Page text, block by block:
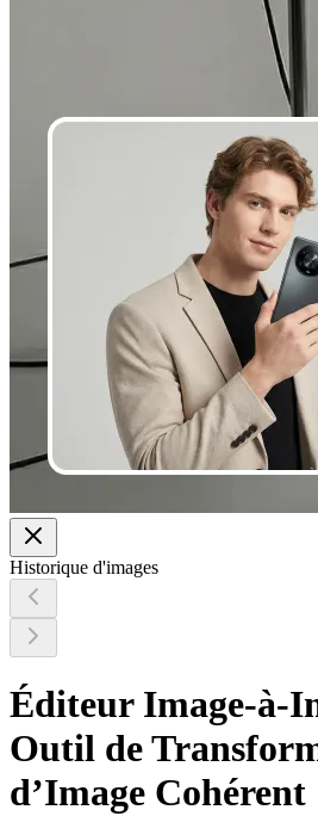
Historique d'images
Éditeur Image-à-
Outil de
d’Image Cohérent